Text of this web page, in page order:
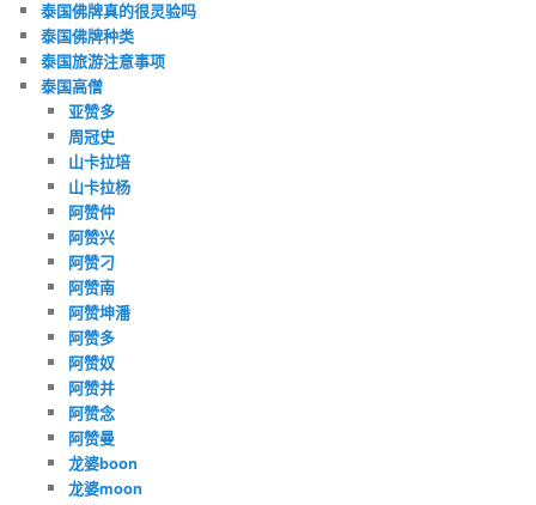
泰国佛牌真的很灵验吗
泰国佛牌种类
泰国旅游注意事项
泰国高僧
亚赞多
周冠史
山卡拉培
山卡拉杨
阿赞仲
阿赞兴
阿赞刁
阿赞南
阿赞坤潘
阿赞多
阿赞奴
阿赞并
阿赞念
阿赞曼
龙婆boon
龙婆moon